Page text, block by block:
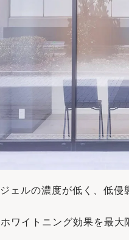
ジェルの濃度が低く、低侵
ホワイトニング効果を最